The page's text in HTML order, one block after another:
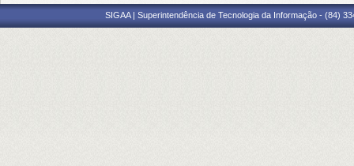
SIGAA | Superintendência de Tecnologia da Informação - (84)